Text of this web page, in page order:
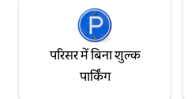
परिसर में बिना शुल्क
पार्किंग